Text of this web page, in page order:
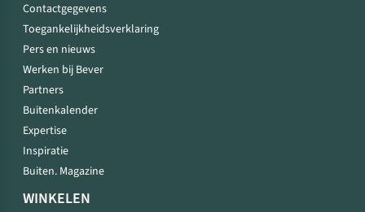
Contactgegevens
Toegankelijkheidsverklaring
Pers en nieuws
Werken bij Bever
Partners
Buitenkalender
Expertise
Inspiratie
Buiten. Magazine
WINKELEN